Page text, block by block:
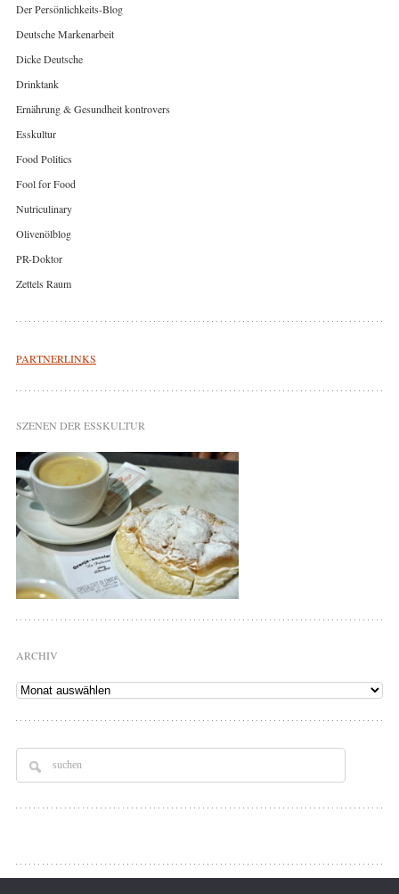
Der Persönlichkeits-Blog
Deutsche Markenarbeit
Dicke Deutsche
Drinktank
Ernährung & Gesundheit kontrovers
Esskultur
Food Politics
Fool for Food
Nutriculinary
Olivenölblog
PR-Doktor
Zettels Raum
PARTNERLINKS
SZENEN DER ESSKULTUR
ARCHIV
Archiv